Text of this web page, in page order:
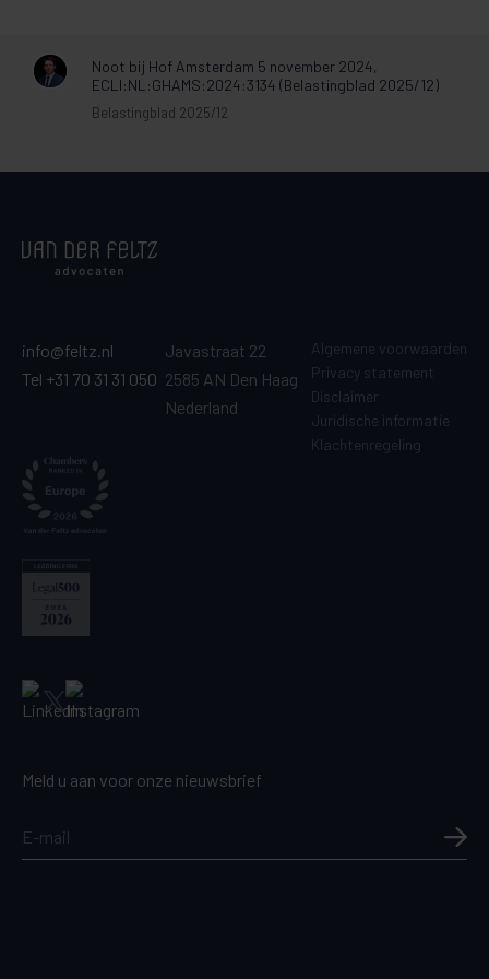
Noot bij Hof Amsterdam 5 november 2024,
ECLI:NL:GHAMS:2024:3134 (Belastingblad 2025/12)
Belastingblad 2025/12
info@feltz.nl
Tel +31 70 31 31 050
Javastraat 22
2585 AN Den Haag
Nederland
Algemene voorwaarden
Privacy statement
Disclaimer
Juridische informatie
Klachtenregeling
Meld u aan voor onze nieuwsbrief